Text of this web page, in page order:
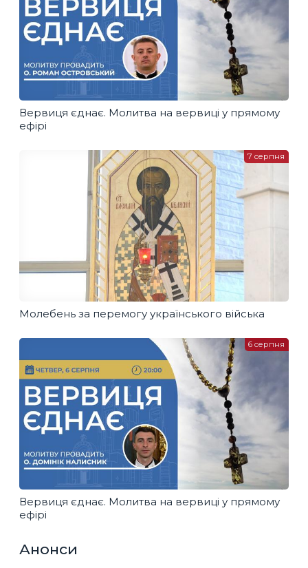
Вервиця єднає. Молитва на вервиці у прямому
ефірі
Молебень за перемогу українського війська
7 серпня
Вервиця єднає. Молитва на вервиці у прямому
ефірі
6 серпня
Анонси